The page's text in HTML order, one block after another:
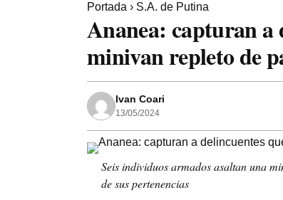
Portada › S.A. de Putina
Ananea: capturan a
minivan repleto de
Ivan Coari
13/05/2024
Seis individuos armados asaltan una
de sus pertenencias